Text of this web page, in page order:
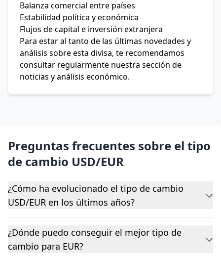
Balanza comercial entre países
Estabilidad política y económica
Flujos de capital e inversión extranjera
Para estar al tanto de las últimas novedades y
análisis sobre esta divisa, te recomendamos
consultar regularmente nuestra sección de
noticias y análisis económico.
Preguntas frecuentes sobre el tipo
de cambio USD/EUR
¿Cómo ha evolucionado el tipo de cambio
USD/EUR en los últimos años?
¿Dónde puedo conseguir el mejor tipo de
cambio para EUR?